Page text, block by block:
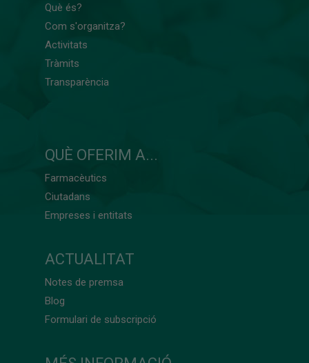
Què és?
Com s'organitza?
Activitats
Tràmits
Transparència
QUÈ OFERIM A...
Farmacèutics
Ciutadans
Empreses i entitats
ACTUALITAT
Notes de premsa
Blog
Formulari de subscripció